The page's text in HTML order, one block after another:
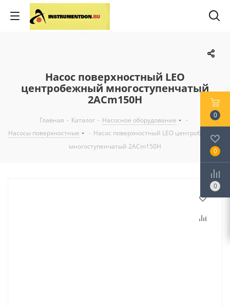
Насос поверхностный LEO
центробежный многоступенчатый
2АСm150H
Главная - Каталог - Насосное оборудование
-
Насосы поверхностные
- Насос поверхностный LEO центробежный
многоступенчатый 2АСm150H
0
0
0